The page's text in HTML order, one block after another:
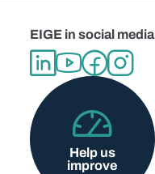
EIGE in social media
Help us
improve